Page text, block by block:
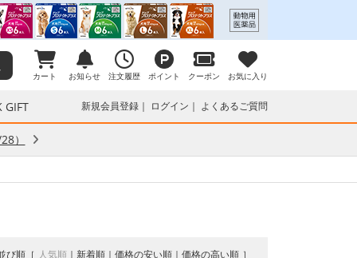
カート お知らせ 注文履歴 ポイント クーポン お気に入り
GIFT 新規会員登録 ログイン よくあるご質問
）
び順 人気順 新着順 価格の安い順 価格の高い順